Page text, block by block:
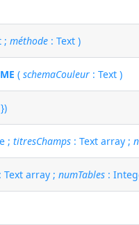
;méthode : Text )
(schemaCouleur : Text )
;titresChamps : Text array ;
: Text array ;numTables :